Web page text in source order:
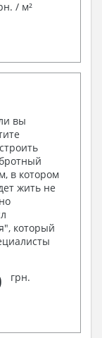
/ м²
вы
в котором
жить не
который
грн.